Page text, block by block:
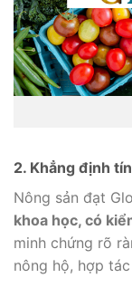
2. Khẳng định
Nông sản đạt
khoa học, có
minh chứng rõ
nông hộ, hợp